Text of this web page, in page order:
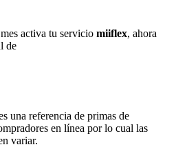
activa tu servicio miiflex, ahora
de
una referencia de primas de
en línea por lo cual las
variar.